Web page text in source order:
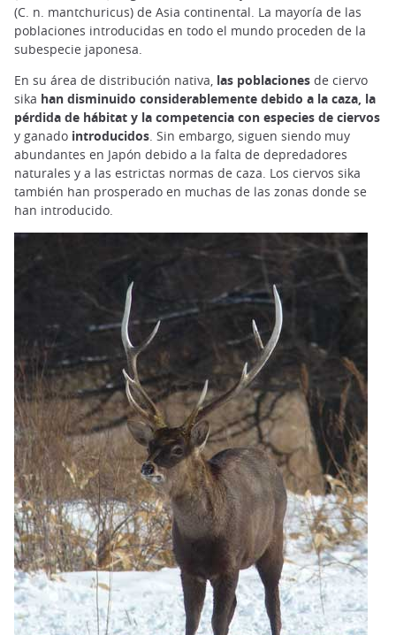
(C. n. mantchuricus) de Asia continental. La mayoría de las
poblaciones introducidas en todo el mundo proceden de la
subespecie japonesa.
En su área de distribución nativa, las poblaciones de ciervo
sika han disminuido considerablemente debido a la caza, la
pérdida de hábitat y la competencia con especies de ciervos
y ganado introducidos. Sin embargo, siguen siendo muy
abundantes en Japón debido a la falta de depredadores
naturales y a las estrictas normas de caza. Los ciervos sika
también han prosperado en muchas de las zonas donde se
han introducido.